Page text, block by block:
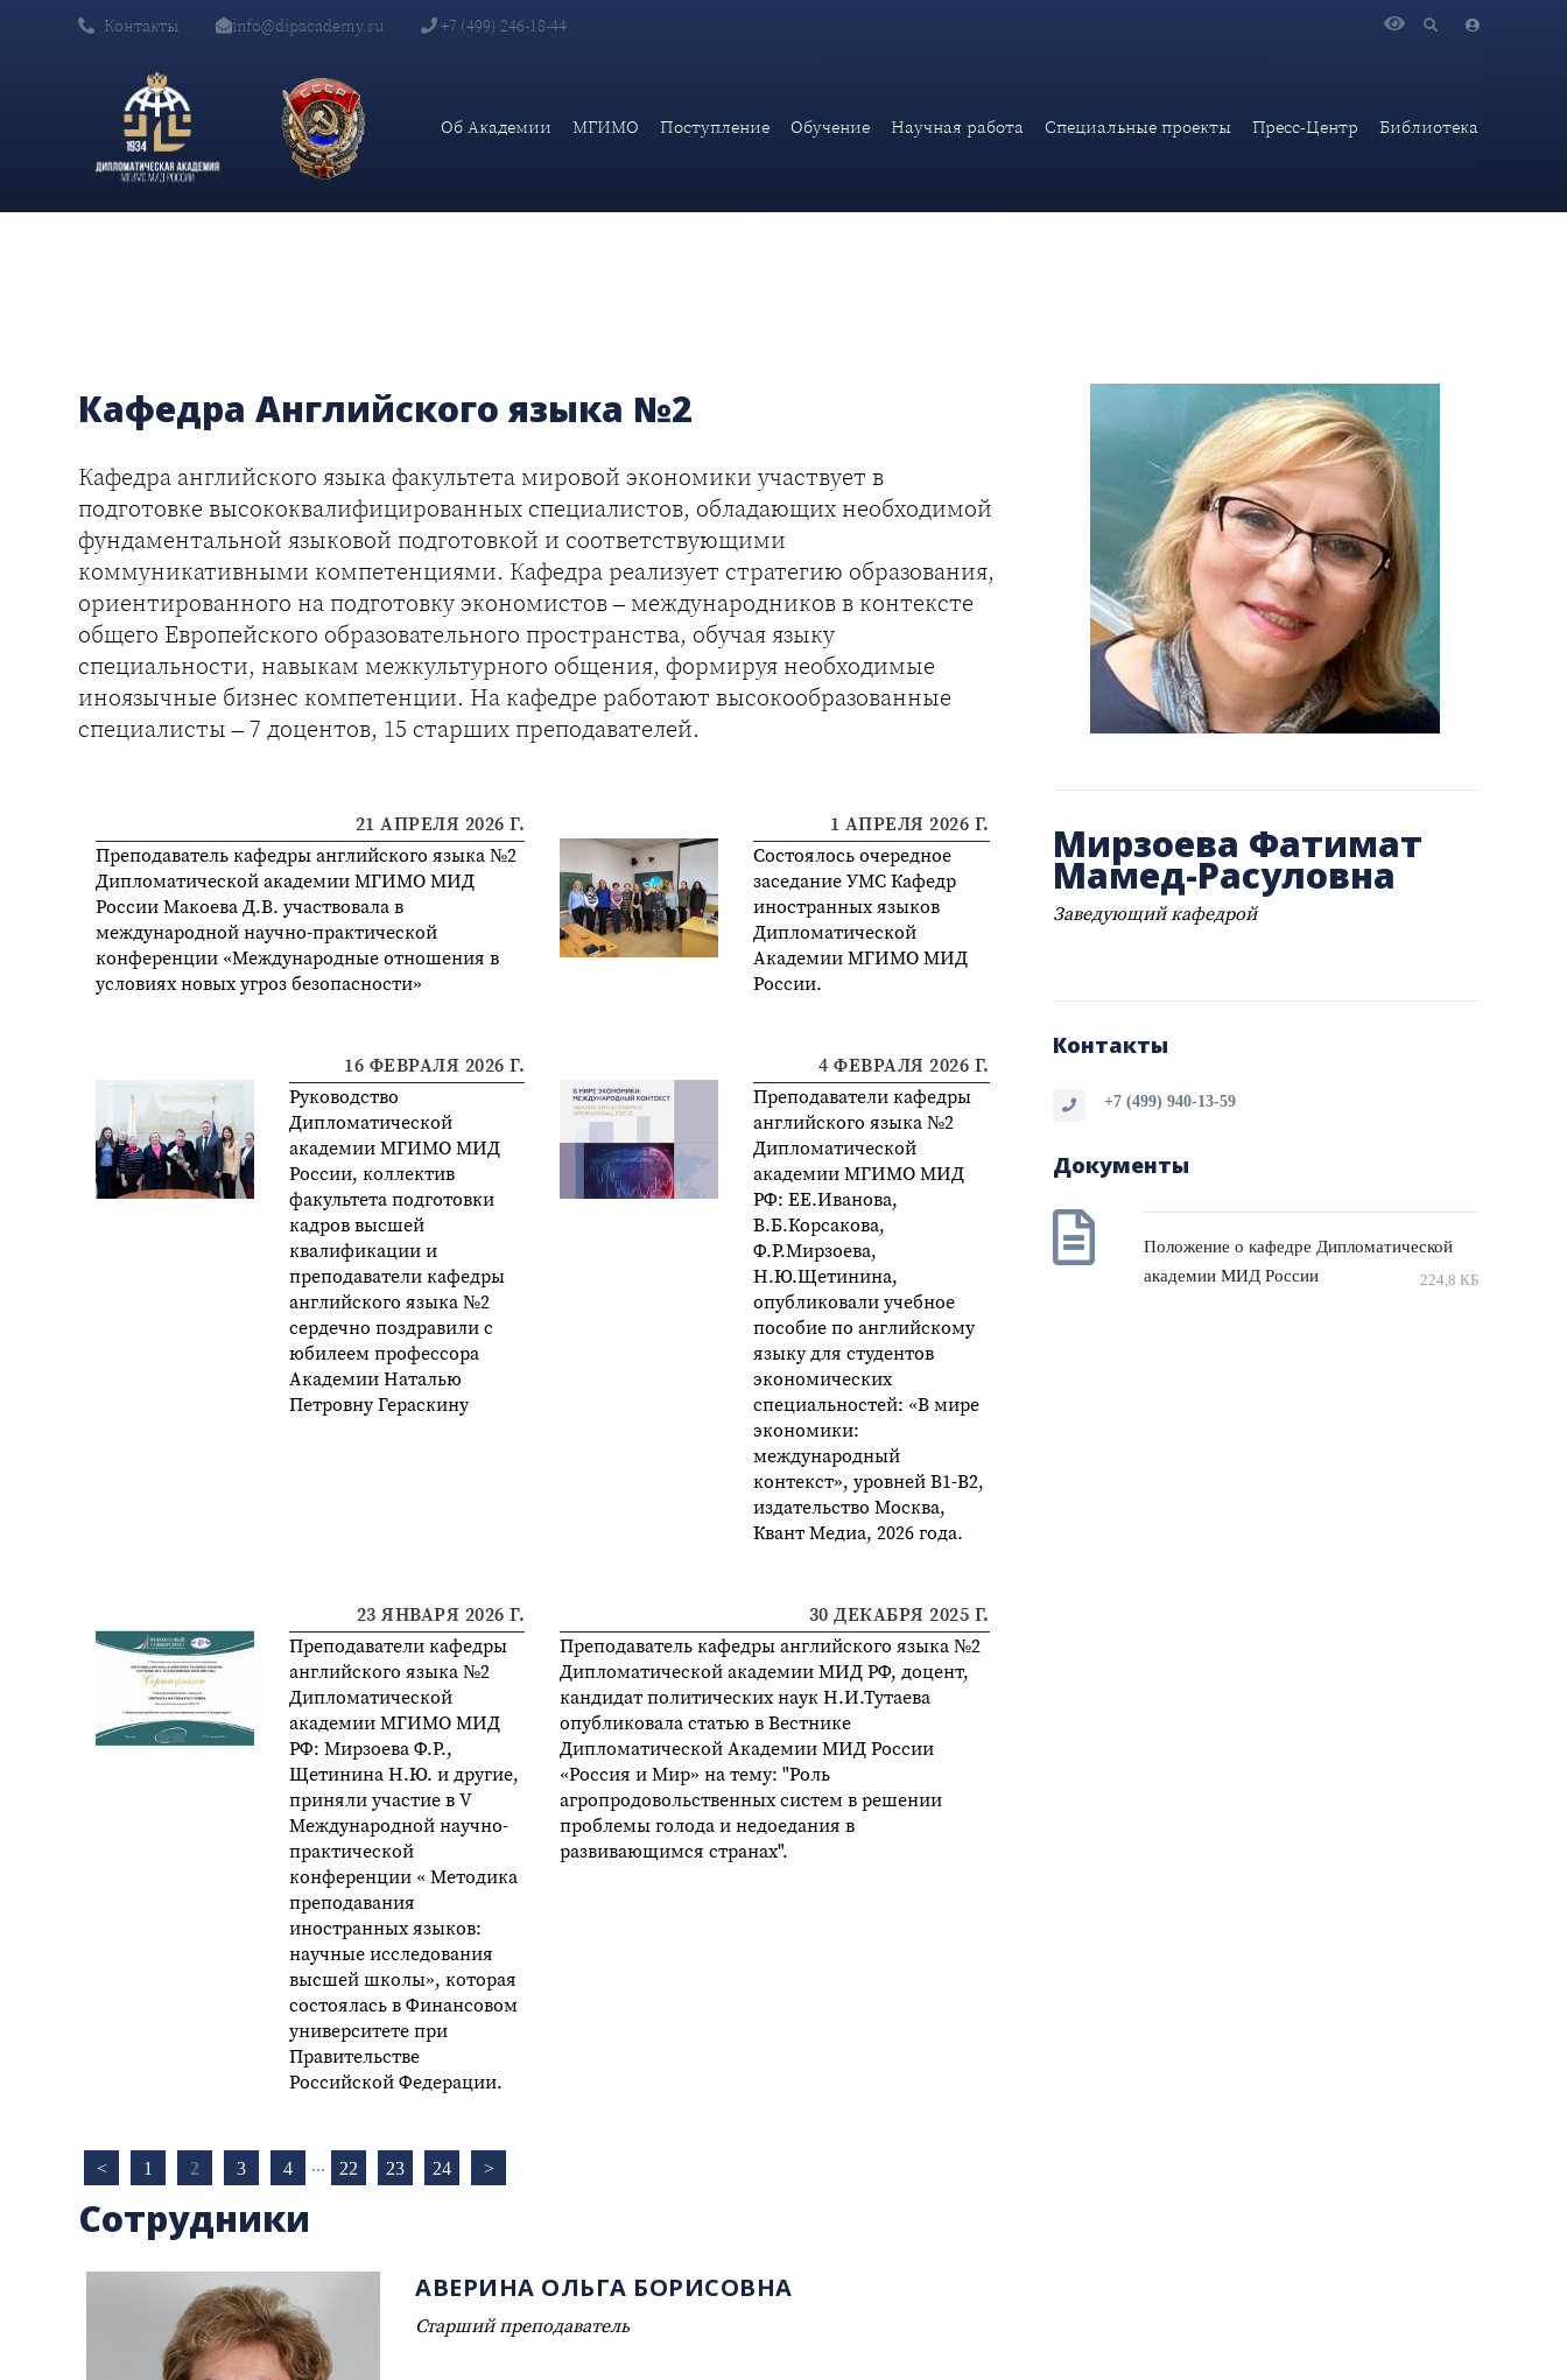
Контакты info@dipacademy.ru +7 (499) 246-18-44
Об Академии МГИМО Поступление Обучение Научная работа Специальные проекты Пресс-Центр Библиотека
Поступление Факультеты и кафедры Кафедра английского языка №2
Кафедра Английского языка №2
Кафедра английского языка факультета мировой экономики участвует в
подготовке высококвалифицированных специалистов, обладающих необходимой
фундаментальной языковой подготовкой и соответствующими
коммуникативными компетенциями. Кафедра реализует стратегию образования,
ориентированного на подготовку экономистов – международников в контексте
общего Европейского образовательного пространства, обучая языку
специальности, навыкам межкультурного общения, формируя необходимые
иноязычные бизнес компетенции. На кафедре работают высокообразованные
специалисты – 7 доцентов, 15 старших преподавателей.
21 АПРЕЛЯ 2026 Г.
Преподаватель кафедры английского языка №2
Дипломатической академии МГИМО МИД
России Макоева Д.В. участвовала в
международной научно-практической
конференции «Международные отношения в
условиях новых угроз безопасности»
1 АПРЕЛЯ 2026 Г.
Состоялось очередное
заседание УМС Кафедр
иностранных языков
Дипломатической
Академии МГИМО МИД
России.
16 ФЕВРАЛЯ 2026 Г.
Руководство
Дипломатической
академии МГИМО МИД
России, коллектив
факультета подготовки
кадров высшей
квалификации и
преподаватели кафедры
английского языка №2
сердечно поздравили с
юбилеем профессора
Академии Наталью
Петровну Гераскину
4 ФЕВРАЛЯ 2026 Г.
Преподаватели кафедры
английского языка №2
Дипломатической
академии МГИМО МИД
РФ: ЕЕ.Иванова,
В.Б.Корсакова,
Ф.Р.Мирзоева,
Н.Ю.Щетинина,
опубликовали учебное
пособие по английскому
языку для студентов
экономических
специальностей: «В мире
экономики:
международный
контекст», уровней B1-B2,
издательство Москва,
Квант Медиа, 2026 года.
23 ЯНВАРЯ 2026 Г.
Преподаватели кафедры
английского языка №2
Дипломатической
академии МГИМО МИД
РФ: Мирзоева Ф.Р.,
Щетинина Н.Ю. и другие,
приняли участие в V
Международной научно-
практической
конференции « Методика
преподавания
иностранных языков:
научные исследования
высшей школы», которая
состоялась в Финансовом
университете при
Правительстве
Российской Федерации.
30 ДЕКАБРЯ 2025 Г.
Преподаватель кафедры английского языка №2
Дипломатической академии МИД РФ, доцент,
кандидат политических наук Н.И.Тутаева
опубликовала статью в Вестнике
Дипломатической Академии МИД России
«Россия и Мир» на тему: "Роль
агропродовольственных систем в решении
проблемы голода и недоедания в
развивающимся странах".
< 1 2 3 4 ... 22 23 24 >
Сотрудники
АВЕРИНА ОЛЬГА БОРИСОВНА
Старший преподаватель
Мирзоева Фатимат
Мамед-Расуловна
Заведующий кафедрой
Контакты
+7 (499) 940-13-59
Документы
Положение о кафедре Дипломатической
академии МИД России
224,8 КБ